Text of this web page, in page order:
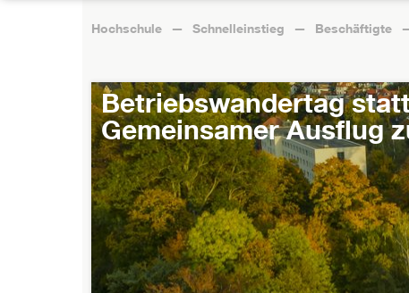
Hochschule Schnelleinstieg Beschäftigte
Betriebswandertag
Gemeinsamer Ausflug